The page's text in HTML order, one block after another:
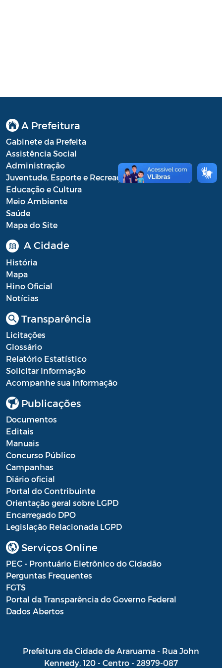
Leis Sobre o Coronavírus COVID-19
Movimentações Orçamentárias
Plano de Contratações Anual (PCA)
PESTALOZZI e SÃO BENEDITO)
Relatório de Gestão Fiscal (RGF) - A partir
Relatório Resumido da Execução
Orçamentária (RREO) - A partir de 2021
A Prefeitura
Gabinete da Prefeita
Assistência Social
Administração
Juventude, Esporte e Recreação
Educação e Cultura
Meio Ambiente
Saúde
Mapa do Site
A Cidade
História
Mapa
Hino Oficial
Notícias
Transparência
Licitações
Glossário
Relatório Estatístico
Solicitar Informação
Acompanhe sua Informação
Publicações
Documentos
Editais
Manuais
Concurso Público
Campanhas
Diário oficial
Portal do Contribuinte
Orientação geral sobre LGPD
Encarregado DPO
Legislação Relacionada LGPD
Serviços Online
PEC - Prontuário Eletrônico do Cidadão
Perguntas Frequentes
FGTS
Portal da Transparência do Governo Federal
Dados Abertos
Prefeitura da Cidade de Araruama - Rua John
Kennedy, 120 - Centro - 28979-087